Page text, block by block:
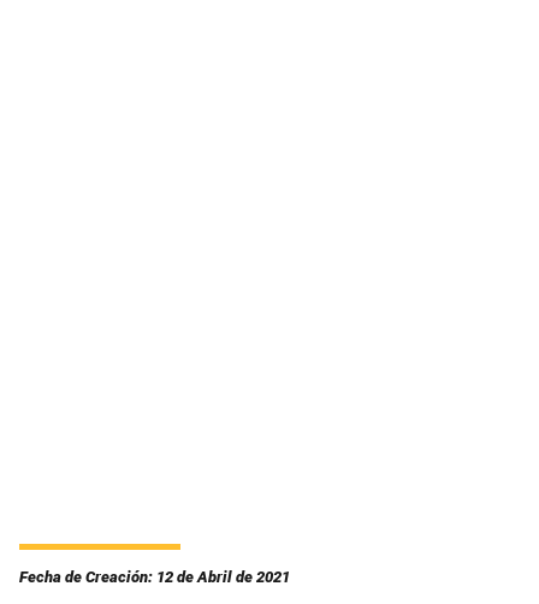
Fecha de Creación: 12 de Abril de 2021